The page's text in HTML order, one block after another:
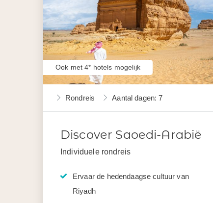
Rondreis Aantal dagen: 7
Discover Saoedi-Arabië
Individuele rondreis
Ervaar de hedendaagse cultuur van
Riyadh
Ook met 4* hotels mogelijk